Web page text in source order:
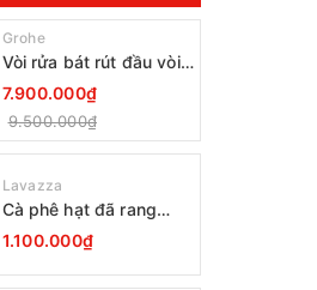
Grohe
Vòi rửa bát rút đầu vòi
Grohe Minta 30274000
7.900.000₫
9.500.000₫
Lavazza
Cà phê hạt đã rang
Lavazza Coffee
Espresso Super Crema
1000g Date 12-2027
1.100.000₫